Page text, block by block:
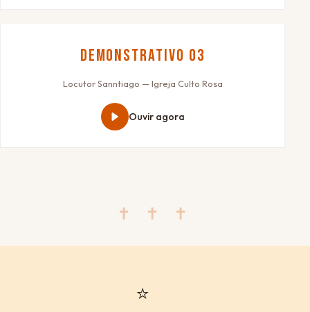
Demonstrativo 03
Locutor Sanntiago — Igreja Culto Rosa
Ouvir agora
✝ ✝ ✝
⭐